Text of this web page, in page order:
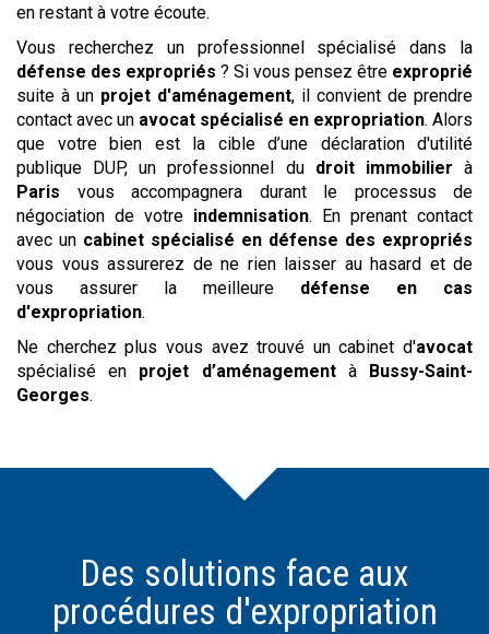
en restant à votre écoute.
Vous recherchez un professionnel spécialisé dans la
défense des expropriés ? Si vous pensez être exproprié
suite à un projet d'aménagement, il convient de prendre
contact avec un avocat spécialisé en expropriation. Alors
que votre bien est la cible d’une déclaration d'utilité
publique DUP, un professionnel du droit immobilier à
Paris vous accompagnera durant le processus de
négociation de votre indemnisation. En prenant contact
avec un cabinet spécialisé en défense des expropriés
vous vous assurerez de ne rien laisser au hasard et de
vous assurer la meilleure défense en cas
d'expropriation.
Ne cherchez plus vous avez trouvé un cabinet d'avocat
spécialisé en projet d’aménagementà Bussy-Saint-
Georges.
Des solutions face aux
procédures d'expropriation